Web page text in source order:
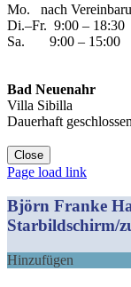
Mo. nach
Di.–Fr. 9:00 – 18:30
Sa. 9:00 – 15:00
Bad Neuenahr
Villa Sibilla
Dauerhaft
Close
Facebook
Instagram
YouTube
Yelp
WhatsApp
E-
Page load link
Björn Franke
Starbildschirm/
Hinzufügen